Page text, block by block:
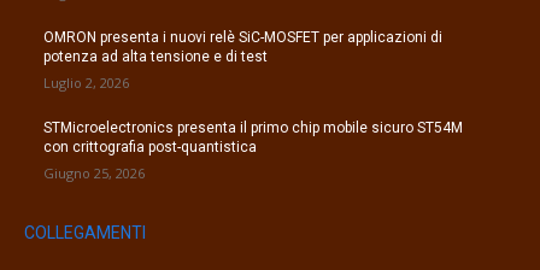
OMRON presenta i nuovi relè SiC-MOSFET per applicazioni di
potenza ad alta tensione e di test
Luglio 2, 2026
STMicroelectronics presenta il primo chip mobile sicuro ST54M
con crittografia post-quantistica
Giugno 25, 2026
COLLEGAMENTI